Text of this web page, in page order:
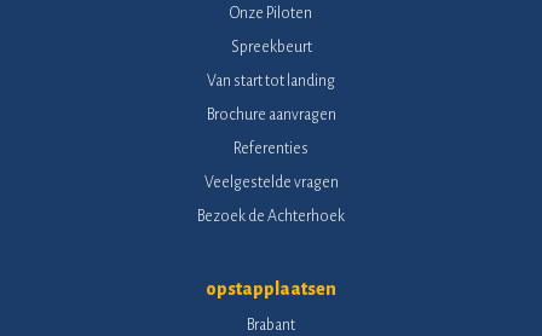
Onze Piloten
Spreekbeurt
Van start tot landing
Brochure aanvragen
Referenties
Veelgestelde vragen
Bezoek de Achterhoek
opstapplaatsen
Brabant